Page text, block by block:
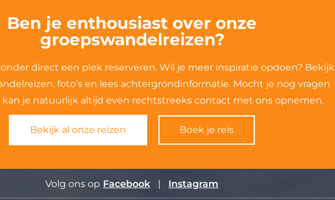
Ben je enthousiast over onze
groepswandelreizen?
direct een plek reserveren. Wil je meer inspiratie opdoen? Bekijk
foto’s en lees achtergrondinformatie. Mocht je nog vragen
kan je natuurlijk altijd even rechtstreeks contact met ons opnemen.
Bekijk al onze reizen Boek je reis
Volg ons op Facebook Instagram